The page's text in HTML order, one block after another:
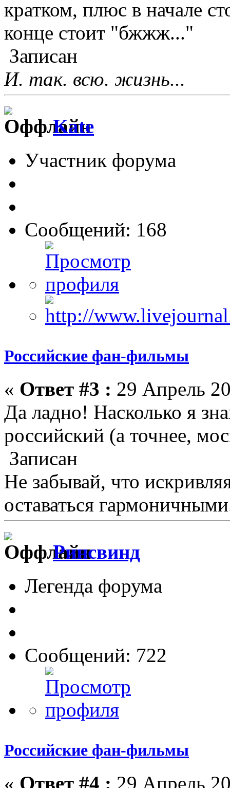
кратком, плюс в начале
конце стоит "бжжж..."
Записан
И. так. всю. жизнь...
Kate
Участник форума
Сообщений: 168
Российские фан-фильмы
« Ответ #3 : 29 Апрель
Да ладно! Насколько я
российский (а точнее,
Записан
Не забывай, что
оставаться
Ринсвинд
Легенда форума
Сообщений: 722
Российские фан-фильмы
« Ответ #4 : 29 Апрель